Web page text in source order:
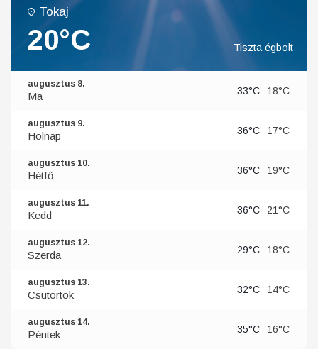
Tokaj
20°C Tiszta égbolt
augusztus 8.
Ma 33°C 18°C
augusztus 9.
Holnap 36°C 17°C
augusztus 10.
Hétfő 36°C 19°C
augusztus 11.
Kedd 36°C 21°C
augusztus 12.
Szerda 29°C 18°C
augusztus 13.
Csütörtök 32°C 14°C
augusztus 14.
Péntek 35°C 16°C